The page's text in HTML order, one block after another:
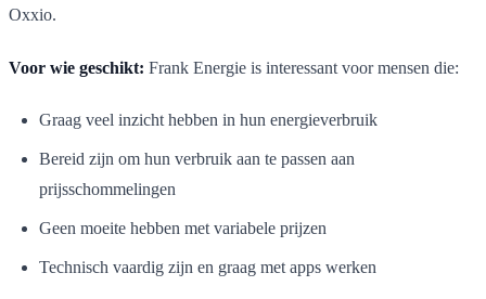
Oxxio.
Voor wie geschikt: Frank Energie is interessant voor mensen die:
Graag veel inzicht hebben in hun energieverbruik
Bereid zijn om hun verbruik aan te passen aan
prijsschommelingen
Geen moeite hebben met variabele prijzen
Technisch vaardig zijn en graag met apps werken